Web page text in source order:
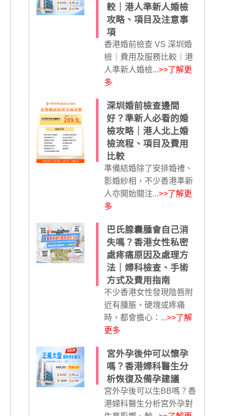
較｜港人準新人婚檢
攻略、項目及注意事
項
香港婚前檢查 VS 深圳婚
檢｜費用及服務比較｜港
人準新人婚檢...>>了解更
多
深圳婚前檢查邊間
好？準新人必看的婚
檢攻略｜港人北上婚
檢流程、項目及費用
比較
準備結婚除了安排婚禮、
影婚紗相，不少香港準新
人亦開始關注...>>了解更
多
巴氏腺囊腫會自己消
失嗎？香港女性私密
處疼痛原因及處理方
法｜婦科檢查、手術
方式及費用指南
不少香港女性發現陰唇附
近有腫脹、硬塊或疼痛
時，都會擔心：...>>了解
更多
宮外孕後仲可以懷孕
嗎？香港婦科醫生分
析恢復及備孕建議
宮外孕後可以生BB嗎？香
港婦科醫生分析宮外孕對